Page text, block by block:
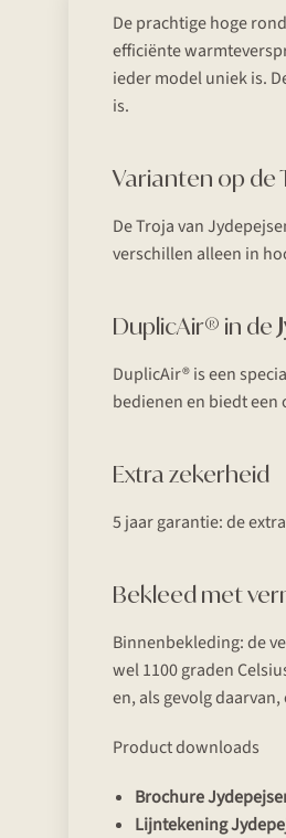
De prachtige hoge
efficiënte
ieder model uniek is.
is.
Varianten op de
De Troja van
verschillen alleen in
DuplicAir® in de
DuplicAir® is een
bedienen en biedt
Extra zekerheid
5 jaar garantie: de
Bekleed met
Binnenbekleding: de
wel 1100 graden
en, als gevolg
Product downloads
Brochure
Lijntekening